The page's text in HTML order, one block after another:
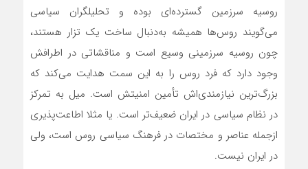
روسیه سرزمین گسترده‌ای بوده و تحلیلگران سیاسی
می‌گویند روس‌ها همیشه به‌دنبال ساخت یک تزار هستند،
چون روسیه سرزمینی وسیع است و مناقشاتی در اطرافش
وجود دارد که فرد روس را به این سمت هدایت می‌کند که
بزرگ‌ترین نیازمندی‌اش تأمین امنیتش است. میل به تمرکز
در نظام سیاسی در ایران ضعیف‌تر است. یا مثلا اطاعت‌پذیری
ازجمله عناصر و مختصات در فرهنگ سیاسی روس است، ولی
در ایران نیست.